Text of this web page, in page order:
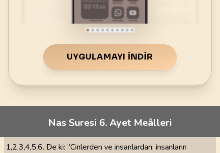
UYGULAMAYI İNDIR
Nas Suresi 6. Ayet Meâlleri
1,2,3,4,5,6. De ki: “Cinlerden ve insanlardan; insanların